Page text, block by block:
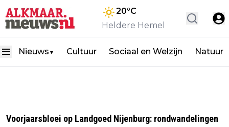
20°C
Heldere Hemel
Nieuws ▼ Cultuur Sociaal en Welzijn Natuur
Voorjaarsbloei op Landgoed Nijenburg: rondwandelingen